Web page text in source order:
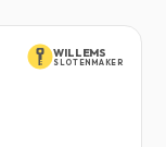
WILLEMS
SLOTENMAKER